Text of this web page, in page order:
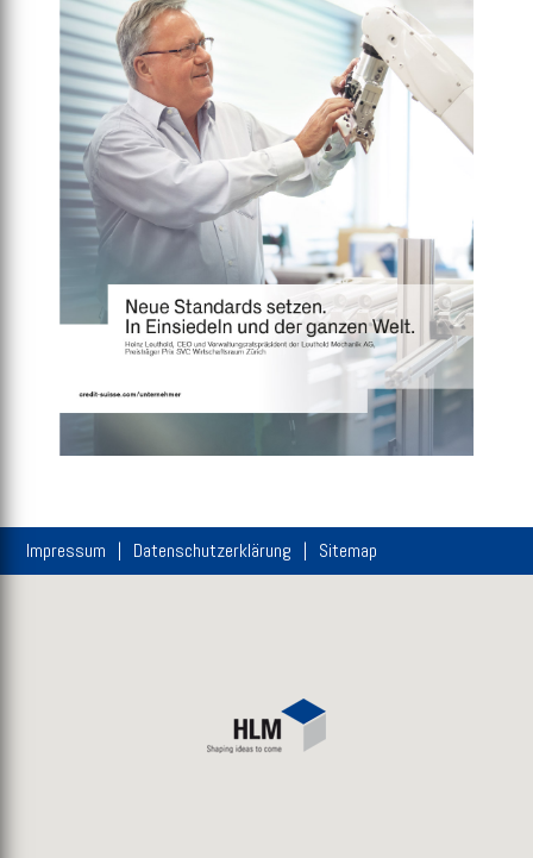
Impressum Datenschutzerklärung Sitemap